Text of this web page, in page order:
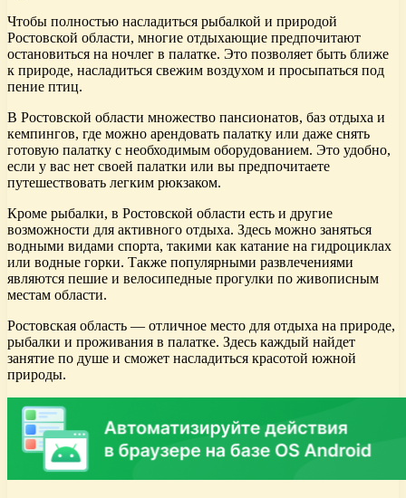
Чтобы полностью насладиться рыбалкой и природой
Ростовской области, многие отдыхающие предпочитают
остановиться на ночлег в палатке. Это позволяет быть ближе
к природе, насладиться свежим воздухом и просыпаться под
пение птиц.
В Ростовской области множество пансионатов, баз отдыха и
кемпингов, где можно арендовать палатку или даже снять
готовую палатку с необходимым оборудованием. Это удобно,
если у вас нет своей палатки или вы предпочитаете
путешествовать легким рюкзаком.
Кроме рыбалки, в Ростовской области есть и другие
возможности для активного отдыха. Здесь можно заняться
водными видами спорта, такими как катание на гидроциклах
или водные горки. Также популярными развлечениями
являются пешие и велосипедные прогулки по живописным
местам области.
Ростовская область — отличное место для отдыха на природе,
рыбалки и проживания в палатке. Здесь каждый найдет
занятие по душе и сможет насладиться красотой южной
природы.